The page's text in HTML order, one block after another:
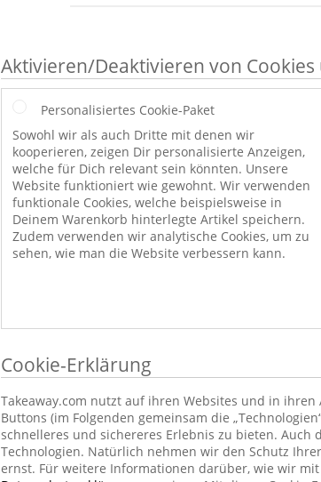
Aktivieren/Deaktivieren von Cookies
Personalisiertes Cookie-Paket
Sowohl wir als auch Dritte mit denen wir
kooperieren, zeigen Dir personalisierte Anzeigen,
welche für Dich relevant sein könnten. Unsere
Website funktioniert wie gewohnt. Wir verwenden
funktionale Cookies, welche beispielsweise in
Deinem Warenkorb hinterlegte Artikel speichern.
Zudem verwenden wir analytische Cookies, um zu
sehen, wie man die Website verbessern kann.
Cookie-Erklärung
Takeaway.com nutzt auf ihren Websites und in ihren
Buttons (im Folgenden gemeinsam die
schnelleres und sichereres Erlebnis zu bieten. Auch
Technologien. Natürlich nehmen wir den Schutz
ernst. Für weitere Informationen darüber, wie wir